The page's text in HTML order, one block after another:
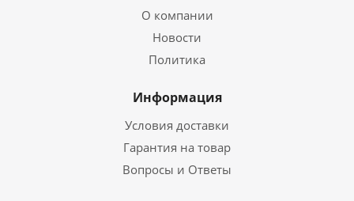
О компании
Новости
Политика
Информация
Условия доставки
Гарантия на товар
Вопросы и Ответы